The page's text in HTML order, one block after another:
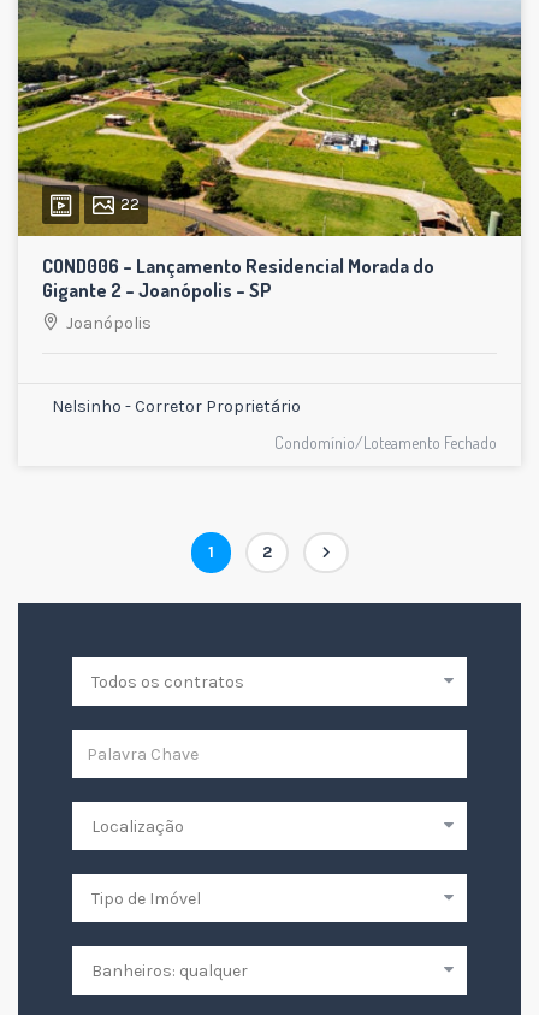
22
COND006 – Lançamento Residencial Morada do
Gigante 2 – Joanópolis – SP
Joanópolis
Nelsinho - Corretor Proprietário
Condomínio/Loteamento Fechado
de
posts
Page
1 Page
2